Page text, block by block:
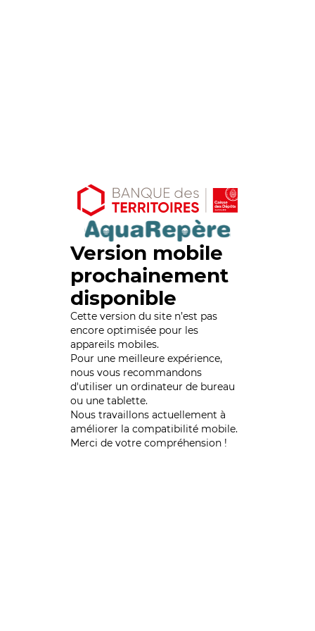
Version mobile
prochainement
disponible
Cette version du site n’est pas
encore optimisée pour les
appareils mobiles.
Pour une meilleure expérience,
nous vous recommandons
d'utiliser un ordinateur de bureau
ou une tablette.
Nous travaillons actuellement à
améliorer la compatibilité mobile.
Merci de votre compréhension !